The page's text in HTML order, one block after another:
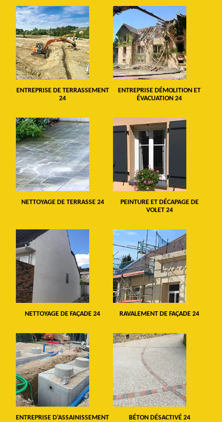
ENTREPRISE DE TERRASSEMENT
24
ENTREPRISE DÉMOLITION ET
ÉVACUATION 24
NETTOYAGE DE TERRASSE 24
PEINTURE ET DÉCAPAGE DE
VOLET 24
NETTOYAGE DE FAÇADE 24 RAVALEMENT DE FAÇADE 24
ENTREPRISE D'ASSAINISSEMENT BÉTON DÉSACTIVÉ 24